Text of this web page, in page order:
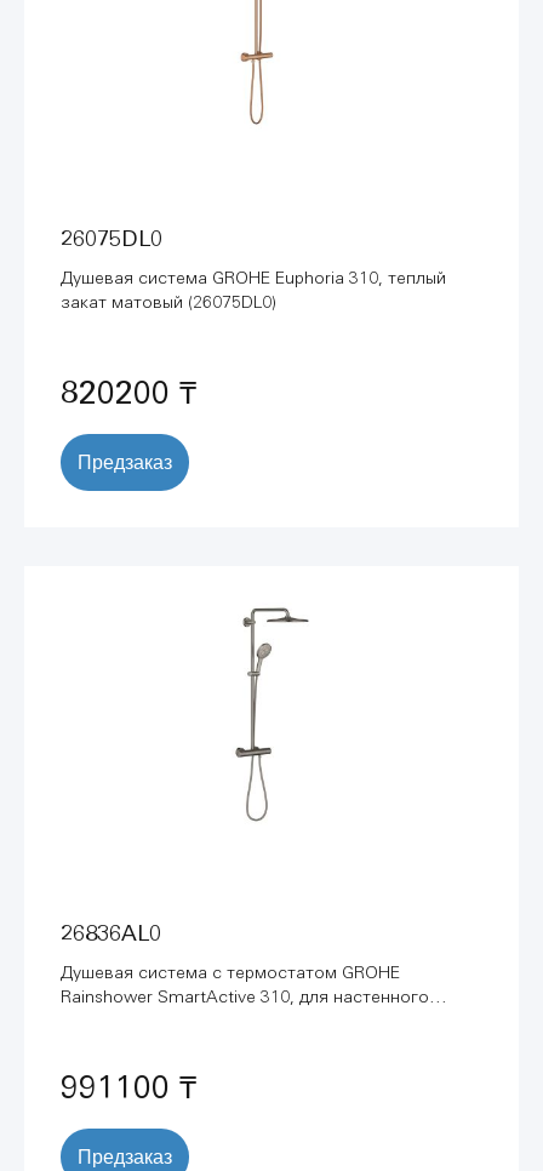
26075DL0
Душевая система GROHE Euphoria 310, теплый
закат матовый (26075DL0)
820200 ₸
Предзаказ
26836AL0
Душевая система с термостатом GROHE
Rainshower SmartActive 310, для настенного
991100 ₸
Предзаказ